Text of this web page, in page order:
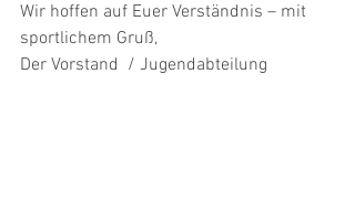
Wir hoffen auf Euer Verständnis – mit
sportlichem Gruß,
Der Vorstand  / Jugendabteilung